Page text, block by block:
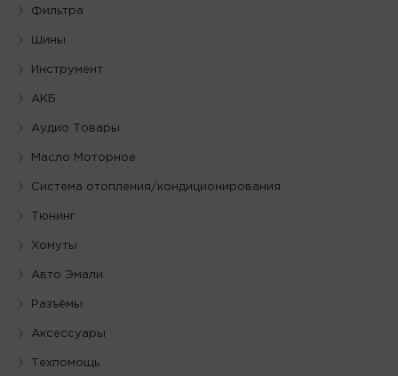
Фильтра
Шины
Инструмент
АКБ
Аудио Товары
Масло Моторное
Система отопления/кондиционирования
Тюнинг
Хомуты
Авто Эмали
Разъёмы
Аксессуары
Техпомощь